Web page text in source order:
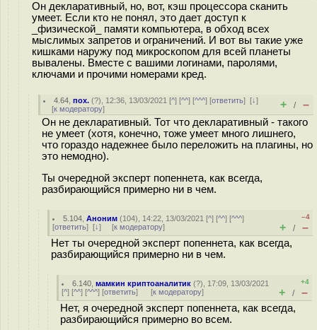
Он декларативный, но, вот, кэш процессора сканить
умеет. Если кто не понял, это дает доступ к
_физической_ памяти компьютера, в обход всех
мыслимых запретов и ограничений. И вот вы такие уже
кишками наружу под микроскопом для всей планеты
вывалены. Вместе с вашими логинами, паролями,
ключами и прочими номерами кред.
4.64 ,пох. (?), 12:36, 13/03/2021 [^] [^^] [^^^] [ответить][↓]
[к модератору] + / –
Он не декларативный. Тот что декларативный - такого
не умеет (хотя, конечно, тоже умеет много лишнего,
что гораздо надежнее было переложить на плагины, но
это немодно).
Ты очередной эксперт попеннета, как всегда,
разбирающийся примерно ни в чем.
5.104 ,Аноним (104), 14:22, 13/03/2021 [^] [^^] [^^^]
[ответить] [↓] [к модератору]
–4
+ / –
Нет ты очередной эксперт попеннета, как всегда,
разбирающийся примерно ни в чем.
6.140 ,мамкин криптоаналитик (?), 17:09, 13/03/2021
[^] [^^] [^^^] [ответить] [к модератору]
+4
+ / –
Нет, я очередной эксперт попеннета, как всегда,
разбирающийся примерно во всем.